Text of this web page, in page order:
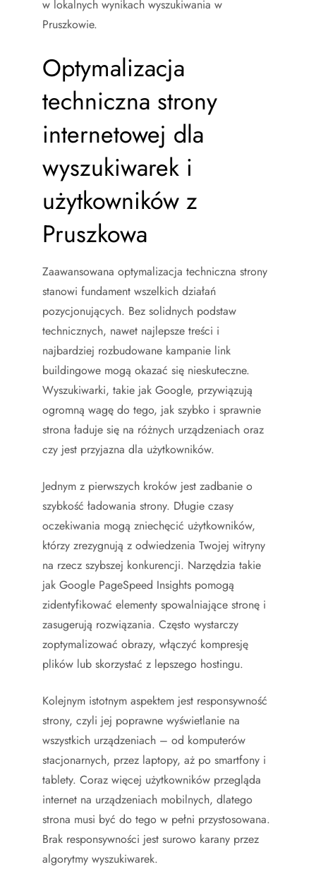
w lokalnych wynikach wyszukiwania w
Pruszkowie.
Optymalizacja
techniczna strony
internetowej dla
wyszukiwarek i
użytkowników z
Pruszkowa
Zaawansowana optymalizacja techniczna strony
stanowi fundament wszelkich działań
pozycjonujących. Bez solidnych podstaw
technicznych, nawet najlepsze treści i
najbardziej rozbudowane kampanie link
buildingowe mogą okazać się nieskuteczne.
Wyszukiwarki, takie jak Google, przywiązują
ogromną wagę do tego, jak szybko i sprawnie
strona ładuje się na różnych urządzeniach oraz
czy jest przyjazna dla użytkowników.
Jednym z pierwszych kroków jest zadbanie o
szybkość ładowania strony. Długie czasy
oczekiwania mogą zniechęcić użytkowników,
którzy zrezygnują z odwiedzenia Twojej witryny
na rzecz szybszej konkurencji. Narzędzia takie
jak Google PageSpeed Insights pomogą
zidentyfikować elementy spowalniające stronę i
zasugerują rozwiązania. Często wystarczy
zoptymalizować obrazy, włączyć kompresję
plików lub skorzystać z lepszego hostingu.
Kolejnym istotnym aspektem jest responsywność
strony, czyli jej poprawne wyświetlanie na
wszystkich urządzeniach – od komputerów
stacjonarnych, przez laptopy, aż po smartfony i
tablety. Coraz więcej użytkowników przegląda
internet na urządzeniach mobilnych, dlatego
strona musi być do tego w pełni przystosowana.
Brak responsywności jest surowo karany przez
algorytmy wyszukiwarek.